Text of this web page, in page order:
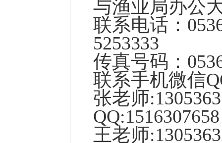
与渔业局办公
联系电话：
5253333
传真号码：
联系手机微信
张老师
QQ:1516307658
王老师: